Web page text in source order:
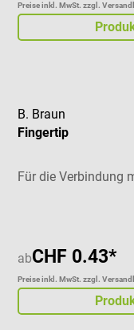
Preise inkl. MwSt. zzgl.
B. Braun
Fingertip
Für die Verbindung
abCHF 0.43*
Preise inkl. MwSt. zzgl.